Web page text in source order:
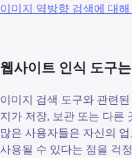
이미지 역방향 검색에 대
웹사이트 인식 도구
이미지 검색 도구와 관련
지가 저장, 보관 또는 다른
많은 사용자들은 자신의
사용될 수 있다는 점을 걱